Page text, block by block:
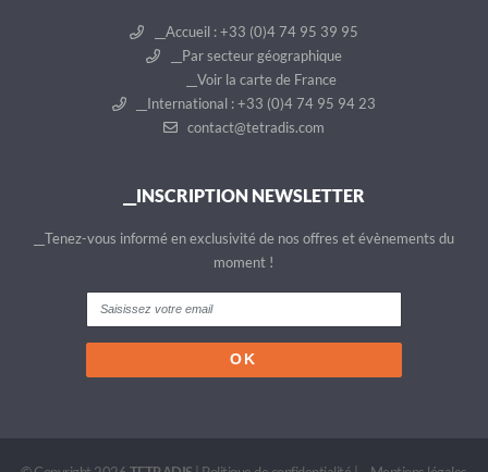
__Accueil : +33 (0)4 74 95 39 95
__Par secteur géographique
__Voir la carte de France
__International : +33 (0)4 74 95 94 23
contact@tetradis.com
__INSCRIPTION NEWSLETTER
__Tenez-vous informé en exclusivité de nos offres et évènements du
moment !